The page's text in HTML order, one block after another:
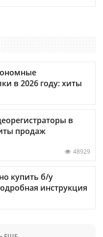
в 2026 году: хиты
в
продаж
48929
купить б/у
инструкция